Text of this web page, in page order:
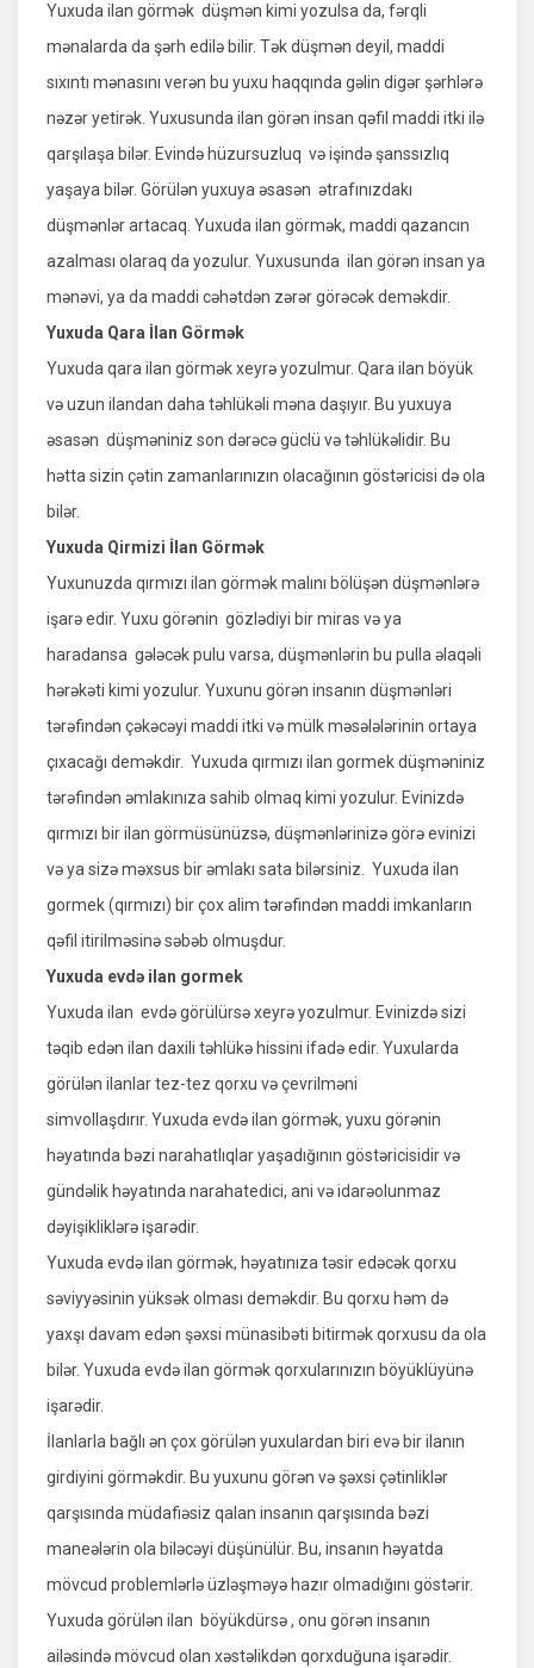
Yuxuda ilan görmək düşmən kimi yozulsa da, fərqli
mənalarda da şərh edilə bilir. Tək düşmən deyil, maddi
sıxıntı mənasını verən bu yuxu haqqında gəlin digər şərhlərə
nəzər yetirək. Yuxusunda ilan görən insan qəfil maddi itki ilə
qarşılaşa bilər. Evində hüzursuzluq və işində şanssızlıq
yaşaya bilər. Görülən yuxuya əsasən ətrafınızdakı
düşmənlər artacaq. Yuxuda ilan görmək, maddi qazancın
azalması olaraq da yozulur. Yuxusunda ilan görən insan ya
mənəvi, ya da maddi cəhətdən zərər görəcək deməkdir.
Yuxuda Qara İlan Görmək
Yuxuda qara ilan görmək xeyrə yozulmur. Qara ilan böyük
və uzun ilandan daha təhlükəli məna daşıyır. Bu yuxuya
əsasən düşməniniz son dərəcə güclü və təhlükəlidir. Bu
hətta sizin çətin zamanlarınızın olacağının göstəricisi də ola
bilər.
Yuxuda Qirmizi İlan Görmək
Yuxunuzda qırmızı ilan görmək malını bölüşən düşmənlərə
işarə edir. Yuxu görənin gözlədiyi bir miras və ya
haradansa gələcək pulu varsa, düşmənlərin bu pulla əlaqəli
hərəkəti kimi yozulur. Yuxunu görən insanın düşmənləri
tərəfindən çəkəcəyi maddi itki və mülk məsələlərinin ortaya
çıxacağı deməkdir. Yuxuda qırmızı ilan gormek düşməniniz
tərəfindən əmlakınıza sahib olmaq kimi yozulur. Evinizdə
qırmızı bir ilan görmüsünüzsə, düşmənlərinizə görə evinizi
və ya sizə məxsus bir əmlakı sata bilərsiniz. Yuxuda ilan
gormek (qırmızı) bir çox alim tərəfindən maddi imkanların
qəfil itirilməsinə səbəb olmuşdur.
Yuxuda evdə ilan gormek
Yuxuda ilan evdə görülürsə xeyrə yozulmur. Evinizdə sizi
təqib edən ilan daxili təhlükə hissini ifadə edir. Yuxularda
görülən ilanlar tez-tez qorxu və çevrilməni
simvollaşdırır. Yuxuda evdə ilan görmək, yuxu görənin
həyatında bəzi narahatlıqlar yaşadığının göstəricisidir və
gündəlik həyatında narahatedici, ani və idarəolunmaz
dəyişikliklərə işarədir.
Yuxuda evdə ilan görmək, həyatınıza təsir edəcək qorxu
səviyyəsinin yüksək olması deməkdir. Bu qorxu həm də
yaxşı davam edən şəxsi münasibəti bitirmək qorxusu da ola
bilər. Yuxuda evdə ilan görmək qorxularınızın böyüklüyünə
işarədir.
İlanlarla bağlı ən çox görülən yuxulardan biri evə bir ilanın
girdiyini görməkdir. Bu yuxunu görən və şəxsi çətinliklər
qarşısında müdafiəsiz qalan insanın qarşısında bəzi
maneələrin ola biləcəyi düşünülür. Bu, insanın həyatda
mövcud problemlərlə üzləşməyə hazır olmadığını göstərir.
Yuxuda görülən ilan böyükdürsə , onu görən insanın
ailəsində mövcud olan xəstəlikdən qorxduğuna işarədir.